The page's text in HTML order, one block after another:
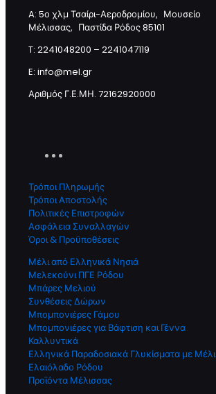
A: 5ο χλμ Τσαίρι-Αεροδρομίου, Μουσείο
Μέλισσας, Παστίδα Ρόδος 85101
T: 2241048200 – 2241047119
E: info@mel.gr
Αριθμός Γ.Ε.ΜΗ. 72162920000
Τρόποι Πληρωμής
Τρόποι Αποστολής
Πολιτικές Επιστροφών
Ασφάλεια Συναλλαγών
Όροι & Προϋποθέσεις
Μέλι από Ελληνικά Νησιά
Μελεκούνι ΠΓΕ Ρόδου
Μπάρες Μελιού
Συνθέσεις Δώρων
Μπομπονιέρες Γάμου
Μπομπονιέρες για Βάφτιση και Γέννα
Καλλυντικά
Ελληνικά Παραδοσιακά Γλυκίσματα με Μέλι
Ελαιόλαδο Ρόδου
Προϊόντα Μέλισσας